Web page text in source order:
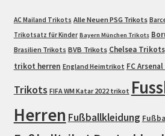
AC Mailand Trikots Alle Neuen PSG Trikots
Trikotsatz für Kinder Bayern München Trikots
Brasilien Trikots BVB Trikots Chelsea Trikots
trikot herren England Heimtrikot FC
Trikots FIFA WM Katar 2022 trikot
Herren Fußballkleidung